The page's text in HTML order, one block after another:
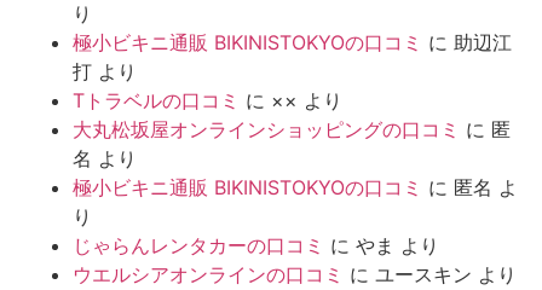
り
極小ビキニ通販 BIKINISTOKYOの口コミ に 助辺江
打 より
Tトラベルの口コミ に ×× より
大丸松坂屋オンラインショッピングの口コミ に 匿
名 より
極小ビキニ通販 BIKINISTOKYOの口コミ に 匿名 よ
り
じゃらんレンタカーの口コミ に やま より
ウエルシアオンラインの口コミ に ユースキン より